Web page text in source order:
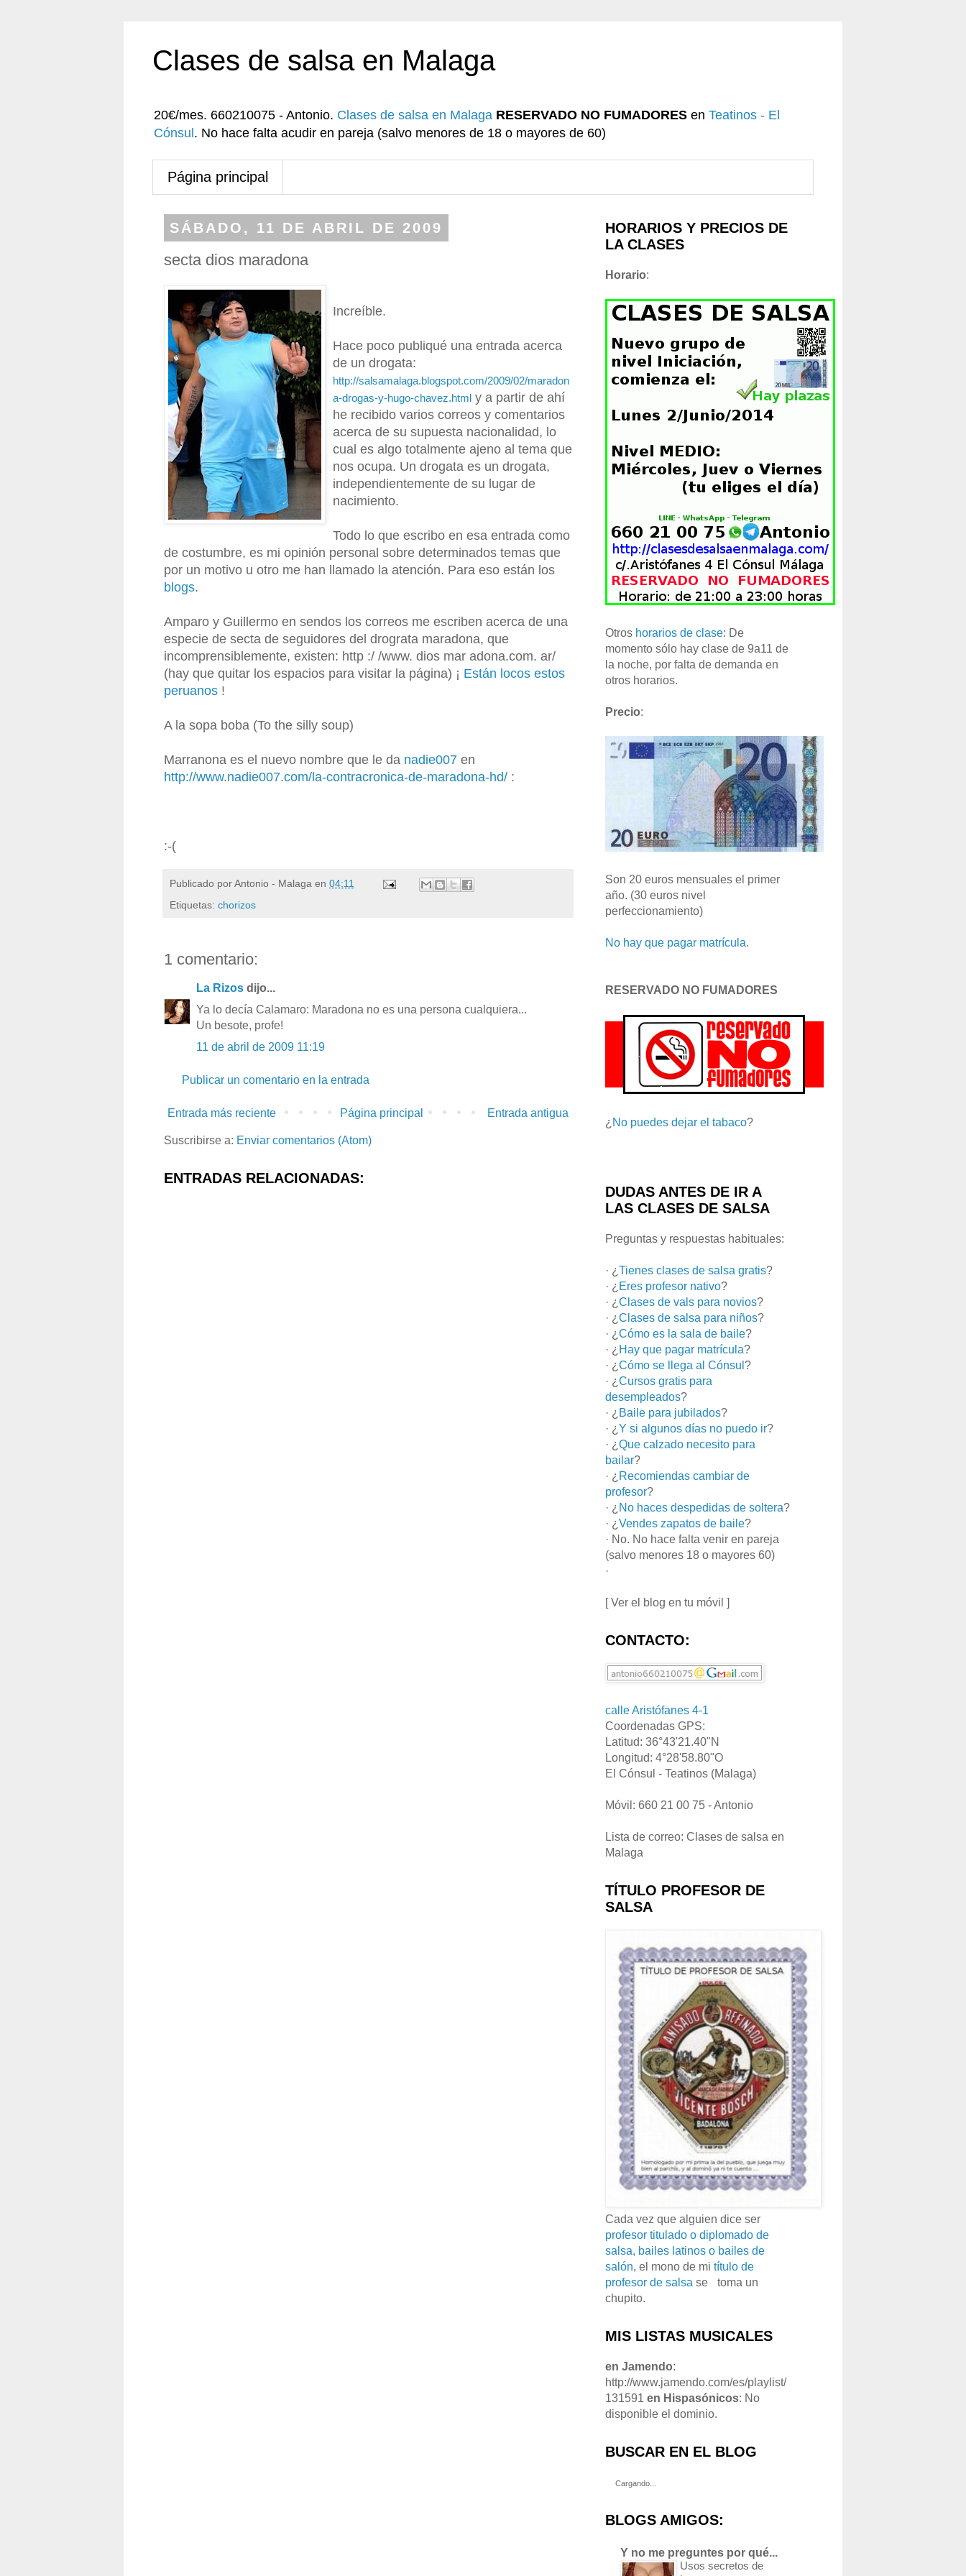
Clases de salsa en Malaga
20€/mes. 660210075 - Antonio. Clases de salsa en Malaga RESERVADO NO FUMADORES en Teatinos - El
Cónsul . No hace falta acudir en pareja (salvo menores de 18 o mayores de 60)
Página principal
SÁBADO, 11 DE ABRIL DE 2009
secta dios maradona
Increíble.
Hace poco publiqué una entrada acerca
de un drogata:
http://salsamalaga.blogspot.com/2009/02/maradon
a-drogas-y-hugo-chavez.html y a partir de ahí
he recibido varios correos y comentarios
acerca de su supuesta nacionalidad, lo
cual es algo totalmente ajeno al tema que
nos ocupa. Un drogata es un drogata,
independientemente de su lugar de
nacimiento.
Todo lo que escribo en esa entrada como
de costumbre, es mi opinión personal sobre determinados temas que
por un motivo u otro me han llamado la atención. Para eso están los
blogs.
Amparo y Guillermo en sendos los correos me escriben acerca de una
especie de secta de seguidores del drograta maradona, que
incomprensiblemente, existen: http :/ /www. dios mar adona.com. ar/
(hay que quitar los espacios para visitar la página) ¡ Están locos estos
peruanos !
A la sopa boba (To the silly soup)
Marranona es el nuevo nombre que le da nadie007 en
http://www.nadie007.com/la-contracronica-de-maradona-hd/ :
:-(
Publicado porAntonio - Malaga en 04:11
Etiquetas: chorizos
1 comentario:
La Rizos dijo...
Ya lo decía Calamaro: Maradona no es una persona cualquiera...
Un besote, profe!
11 de abril de 2009 11:19
Publicar un comentario en la entrada
Entrada más reciente Entrada antigua
Página principal
Suscribirse a: Enviar comentarios (Atom)
ENTRADAS RELACIONADAS:
HORARIOS Y PRECIOS DE
LA CLASES
Horario:
Otros horarios de clase: De
momento sólo hay clase de 9a11 de
la noche, por falta de demanda en
otros horarios.
Precio:
Son 20 euros mensuales el primer
año. (30 euros nivel
perfeccionamiento)
No hay que pagar matrícula.
RESERVADO NO FUMADORES
¿ No puedes dejar el tabaco?
DUDAS ANTES DE IR A
LAS CLASES DE SALSA
Preguntas y respuestas habituales:
· ¿ Tienes clases de salsa gratis?
· ¿ Eres profesor nativo?
· ¿ Clases de vals para novios?
· ¿ Clases de salsa para niños?
· ¿ Cómo es la sala de baile?
· ¿ Hay que pagar matrícula?
· ¿ Cómo se llega al Cónsul ?
· ¿ Cursos gratis para
desempleados?
· ¿ Baile para jubilados?
· ¿ Y si algunos días no puedo ir?
· ¿ Que calzado necesito para
bailar?
· ¿ Recomiendas cambiar de
profesor?
· ¿ No haces despedidas de soltera?
· ¿ Vendes zapatos de baile?
· No. No hace falta venir en pareja
(salvo menores 18 o mayores 60)
·
[ Ver el blog en tu móvil ]
CONTACTO:
calle Aristófanes 4-1
Coordenadas GPS:
Latitud: 36°43'21.40"N
Longitud: 4°28'58.80"O
El Cónsul - Teatinos (Malaga)
Móvil: 660 21 00 75 - Antonio
Lista de correo: Clases de salsa en
Malaga
TÍTULO PROFESOR DE
SALSA
Cada vez que alguien dice ser
profesor titulado o diplomado de
salsa, bailes latinos o bailes de
salón, el mono de mi título de
profesor de salsa se
toma un
chupito.
MIS LISTAS MUSICALES
en Jamendo:
http://www.jamendo.com/es/playlist/
131591 en Hispasónicos: No
disponible el dominio.
BUSCAR EN EL BLOG
Cargando...
BLOGS AMIGOS:
Y no me preguntes por qué...
Usos secretos de